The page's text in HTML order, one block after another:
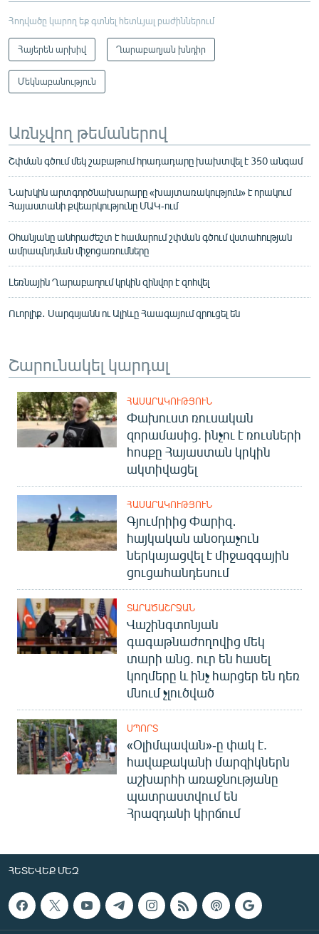
Հոդվածը կարող եք գտնել հետևյալ բաժիններում
Հայերեն արխիվ Ղարաբաղյան խնդիր
Մեկնաբանություն
Առնչվող թեմաներով
Շփման գծում մեկ շաբաթում հրադադարը խախտվել է 350 անգամ
Նախկին արտգործնախարարը «խայտառակություն» է որակում
Հայաստանի քվեարկությունը ՄԱԿ-ում
Օհանյանը անհրաժեշտ է համարում շփման գծում վստահության
ամրապնդման միջոցառումները
Լեռնային Ղարաբաղում կրկին զինվոր է զոհվել
Ուորլիք․ Սարգսյանն ու Ալիևը Հաագայում զրուցել են
Շարունակել կարդալ
ՀԱՍԱՐԱԿՈՒԹՅՈՒՆ
Փախուստ ռուսական
զորամասից. ինչու է ռուսների
հոսքը Հայաստան կրկին
ակտիվացել
ՀԱՍԱՐԱԿՈՒԹՅՈՒՆ
Գյումրիից Փարիզ․
հայկական անօդաչուն
ներկայացվել է միջազգային
ցուցահանդեսում
ՏԱՐԱԾԱՇՐՋԱՆ
Վաշինգտոնյան
գագաթնաժողովից մեկ
տարի անց. ուր են հասել
կողմերը և ինչ հարցեր են դեռ
մնում չլուծված
ՍՊՈՐՏ
«Օլիմպավան»-ը փակ է.
հավաքականի մարզիկներն
աշխարհի առաջնությանը
պատրաստվում են
Հրազդանի կիրճում
ՀԵՏԵՎԵՔ ՄԵԶ